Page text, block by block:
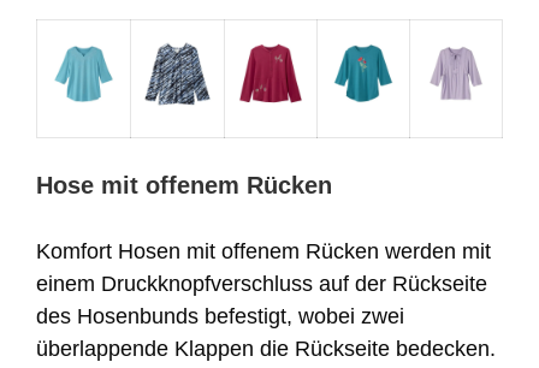
Hose mit offenem Rücken
Komfort Hosen mit offenem Rücken werden mit
einem Druckknopfverschluss auf der Rückseite
des Hosenbunds befestigt, wobei zwei
überlappende Klappen die Rückseite bedecken.